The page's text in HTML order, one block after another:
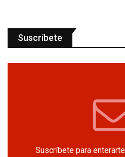
Suscríbete
Suscríbete para